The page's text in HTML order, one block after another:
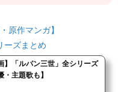
原作マンガ】
ーズまとめ
】「ルパン三世」全シリーズ
主題歌も】